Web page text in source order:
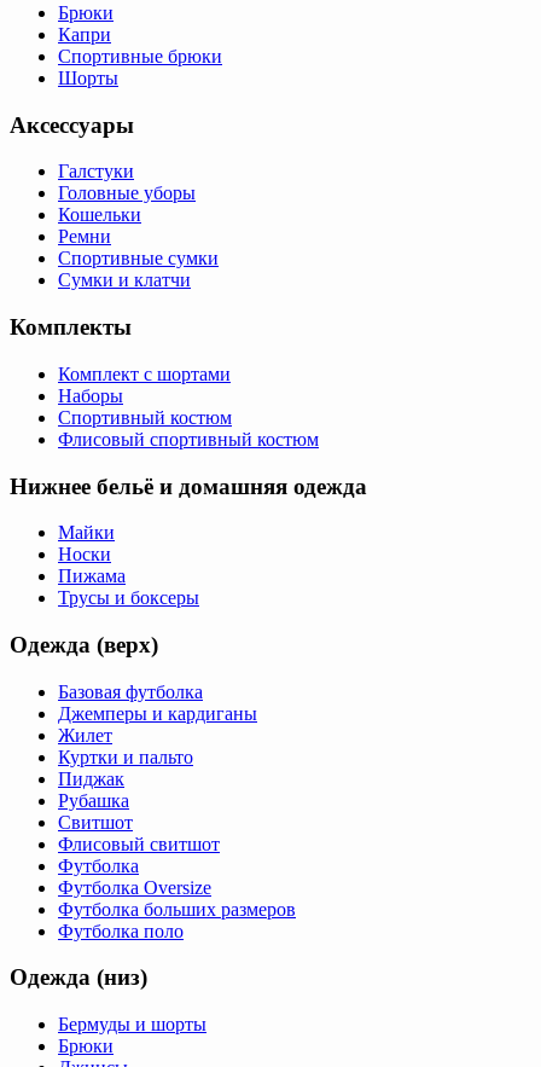
Брюки
Капри
Спортивные брюки
Шорты
Аксессуары
Галстуки
Головные уборы
Кошельки
Ремни
Спортивные сумки
Сумки и клатчи
Комплекты
Комплект с шортами
Наборы
Спортивный костюм
Флисовый спортивный костюм
Нижнее бельё и домашняя одежда
Майки
Носки
Пижама
Трусы и боксеры
Одежда (верх)
Базовая футболка
Джемперы и кардиганы
Жилет
Куртки и пальто
Пиджак
Рубашка
Свитшот
Флисовый свитшот
Футболка
Футболка Oversize
Футболка больших размеров
Футболка поло
Одежда (низ)
Бермуды и шорты
Брюки